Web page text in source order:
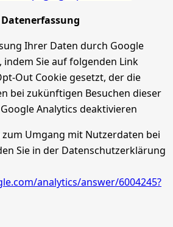
Ihrer Daten durch Google
Sie auf folgenden Link
Out Cookie gesetzt, der die
bei zukünftigen Besuchen dieser
Google Analytics deaktivieren
Umgang mit Nutzerdaten bei
Sie in der Datenschutzerklärung
analytics/answer/6004245?